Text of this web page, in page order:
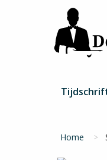
Home